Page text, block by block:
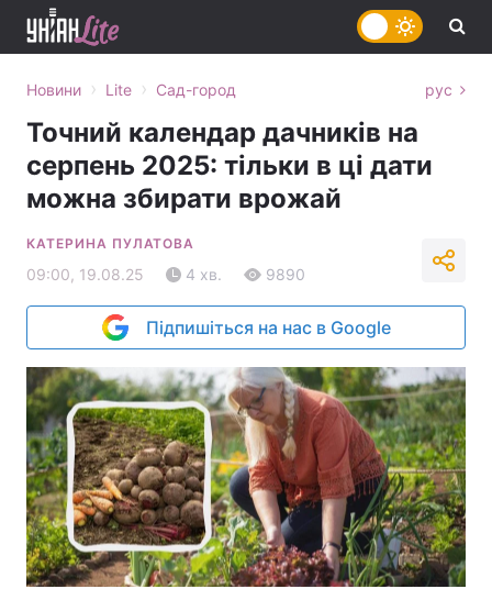
Новини › Lite › Сад-город рус
Точний календар дачників на
серпень 2025: тільки в ці дати
можна збирати врожай
КАТЕРИНА ПУЛАТОВА
09:00, 19.08.25 4 хв. 9890
Підпишіться на нас в Google